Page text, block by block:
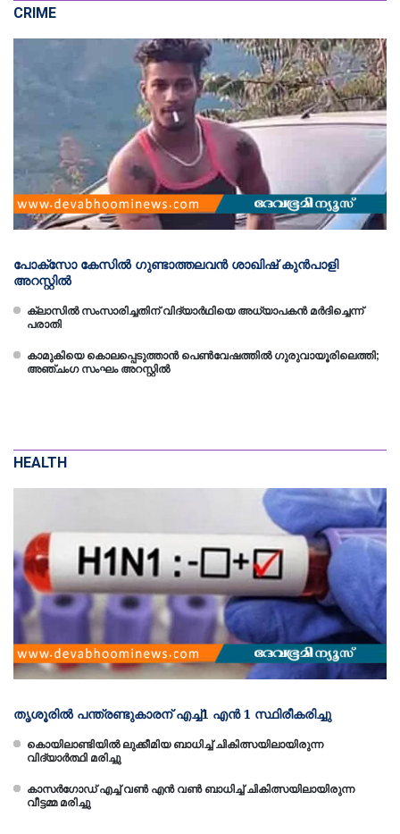
CRIME
പോക്സോ കേസിൽ ഗുണ്ടാത്തലവൻ ശാഖിഷ് കുൻപാളി
അറസ്റ്റിൽ
ക്ലാസില്‍ സംസാരിച്ചതിന് വിദ്യാര്‍ഥിയെ അധ്യാപകന്‍ മര്‍ദിച്ചെന്ന്
പരാതി
കാമുകിയെ കൊലപ്പെടുത്താൻ പെൺവേഷത്തിൽ ഗുരുവായൂരിലെത്തി;
അഞ്ചംഗ സംഘം അറസ്റ്റിൽ
HEALTH
തൃശൂരില്‍ പന്ത്രണ്ടുകാരന് എച്ച്1 എന്‍ 1 സ്ഥിരീകരിച്ചു
കൊയിലാണ്ടിയിൽ ലുക്കീമിയ ബാധിച്ച് ചികിത്സയിലായിരുന്ന
വിദ്യാര്‍ത്ഥി മരിച്ചു
കാസർഗോഡ് എച്ച് വൺ എൻ വൺ ബാധിച്ച് ചികിത്സയിലായിരുന്ന
വീട്ടമ്മ മരിച്ചു